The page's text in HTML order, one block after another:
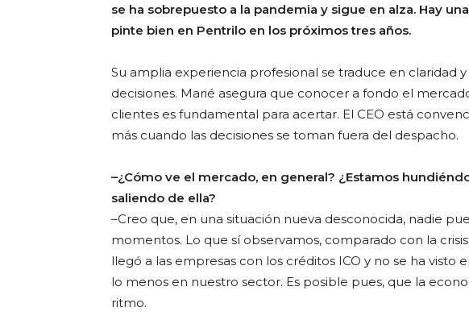
se ha sobrepuesto a la pandemia y sigue en alza. Hay
pinte bien en Pentrilo en los próximos tres años.
Su amplia experiencia profesional se traduce en claridad
decisiones. Marié asegura que conocer a fondo el
clientes es fundamental para acertar. El CEO está
más cuando las decisiones se toman fuera del despacho.
–¿Cómo ve el mercado, en general? ¿Estamos
saliendo de ella?
–Creo que, en una situación nueva desconocida, nadie
momentos. Lo que sí observamos, comparado con la
llegó a las empresas con los créditos ICO y no se ha visto
lo menos en nuestro sector. Es posible pues, que la
ritmo.